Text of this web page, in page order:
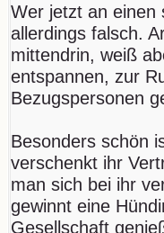
Wer jetzt an einen
allerdings falsch.
mittendrin, weiß
entspannen, zur
Bezugspersonen
Besonders schön
verschenkt ihr
man sich bei ihr
gewinnt eine
Gesellschaft